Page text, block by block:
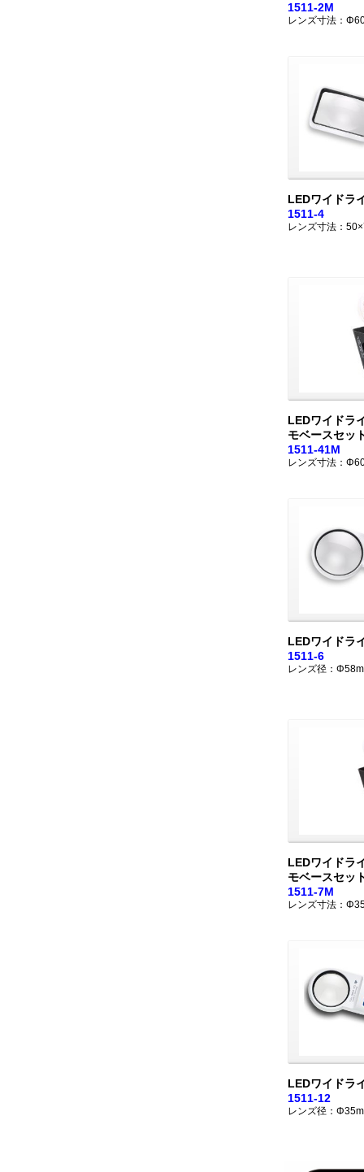
1511-2M
レンズ寸法：
LEDワイドラ
1511-4
レンズ寸法：
LEDワイドラ
モベースセッ
1511-41M
レンズ寸法：
LEDワイドラ
1511-6
レンズ径：
LEDワイドラ
モベースセッ
1511-7M
レンズ寸法：
LEDワイドラ
1511-12
レンズ径：